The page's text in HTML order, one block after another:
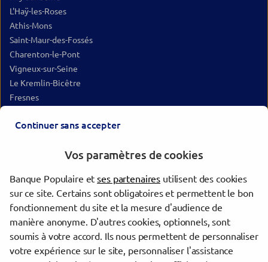
L'Haÿ-les-Roses
Athis-Mons
Saint-Maur-des-Fossés
Charenton-le-Pont
Vigneux-sur-Seine
Le Kremlin-Bicêtre
Fresnes
Joinville-le-Pont
Bourg-la-Reine
Montgeron
Sucy-en-Brie
Saint-Mandé
Bagneux
Antony
Continuer sans accepter
Vos paramètres de cookies
Banque Populaire etses partenaires utilisent des cookies
sur ce site. Certains sont obligatoires et permettent le bon
fonctionnement du site et la mesure d'audience de
manière anonyme. D'autres cookies, optionnels, sont
soumis à votre accord. Ils nous permettent de personnaliser
votre expérience sur le site, personnaliser l'assistance